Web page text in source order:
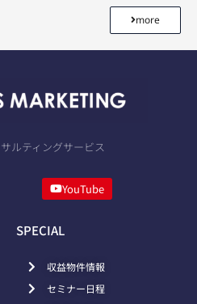
more
ルティングサービス
YouTube
SPECIAL
収益物件情報
セミナー日程